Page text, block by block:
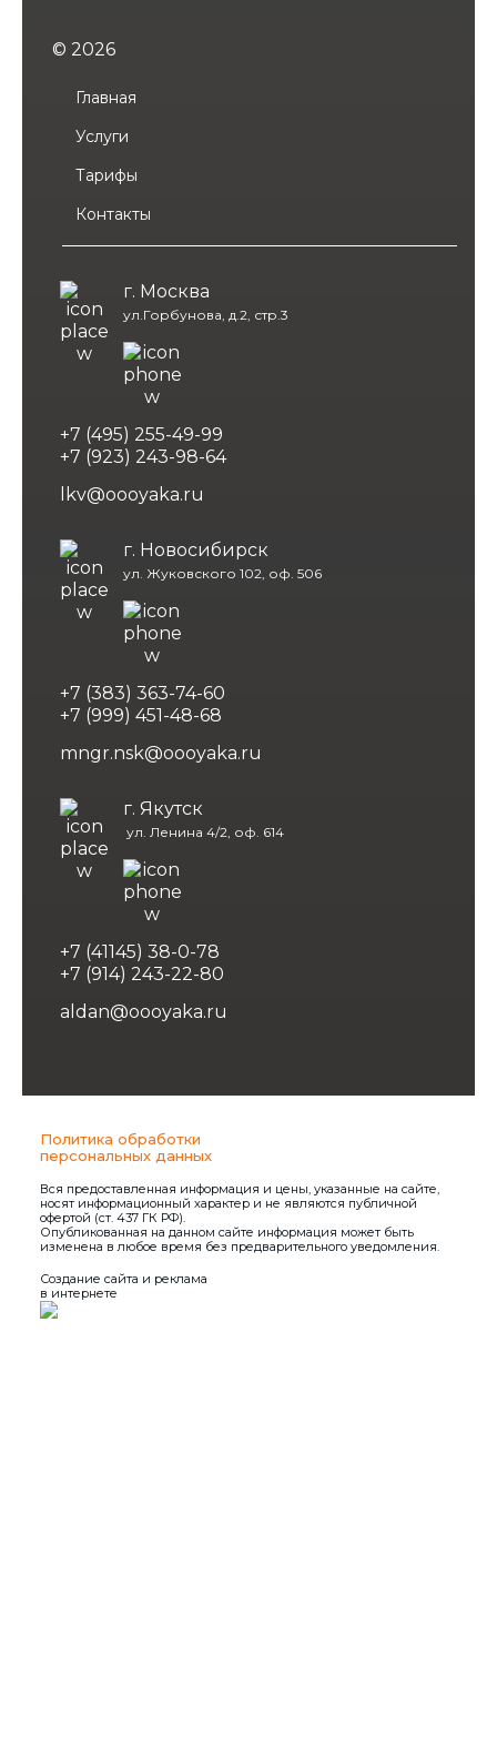
© 2026
Главная
Услуги
Тарифы
Контакты
г. Москва
ул.Горбунова, д.2, стр.3
+7 (495) 255-49-99
+7 (923) 243-98-64
lkv@oooyaka.ru
г. Новосибирск
ул. Жуковского 102, оф. 506
+7 (383) 363-74-60
+7 (999) 451-48-68
mngr.nsk@oooyaka.ru
г. Якутск
ул. Ленина 4/2, оф. 614
+7 (41145) 38-0-78
+7 (914) 243-22-80
aldan@oooyaka.ru
Политика обработки
персональных данных
Вся предоставленная информация и цены, указанные на сайте,
носят информационный характер и не являются публичной
офертой (ст. 437 ГК РФ).
Опубликованная на данном сайте информация может быть
изменена в любое время без предварительного уведомления.
Создание сайта и реклама
в интернете